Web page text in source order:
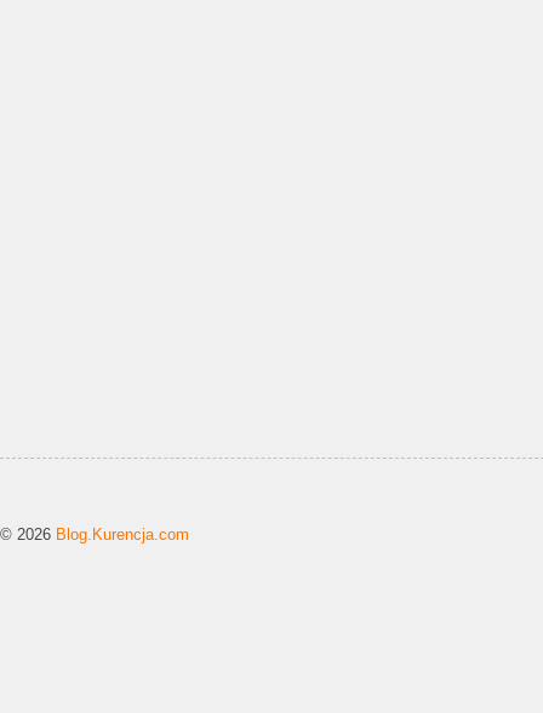
© 2026 Blog.Kurencja.com